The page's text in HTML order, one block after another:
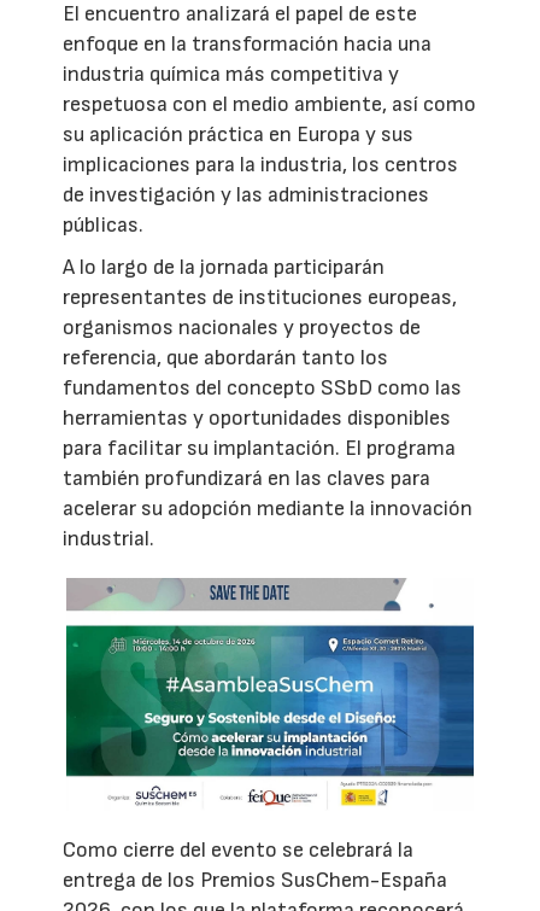
El encuentro analizará el papel de este
enfoque en la transformación hacia una
industria química más competitiva y
respetuosa con el medio ambiente, así como
su aplicación práctica en Europa y sus
implicaciones para la industria, los centros
de investigación y las administraciones
públicas.
A lo largo de la jornada participarán
representantes de instituciones europeas,
organismos nacionales y proyectos de
referencia, que abordarán tanto los
fundamentos del concepto SSbD como las
herramientas y oportunidades disponibles
para facilitar su implantación. El programa
también profundizará en las claves para
acelerar su adopción mediante la innovación
industrial.
Como cierre del evento se celebrará la
entrega de los Premios SusChem-España